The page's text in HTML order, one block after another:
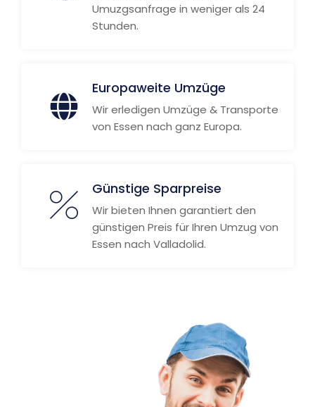
Umuzgsanfrage in weniger als 24
Stunden.
Europaweite Umzüge
Wir erledigen Umzüge & Transporte
von Essen nach ganz Europa.
Günstige Sparpreise
Wir bieten Ihnen garantiert den
günstigen Preis für Ihren Umzug von
Essen nach Valladolid.